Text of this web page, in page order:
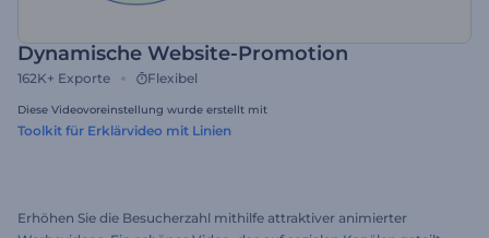
Dynamische Website-Promotion
162K+ Exporte Flexibel
Diese Videovoreinstellung wurde erstellt mit
Toolkit für Erklärvideo mit Linien
Erhöhen Sie die Besucherzahl mithilfe attraktiver animierter